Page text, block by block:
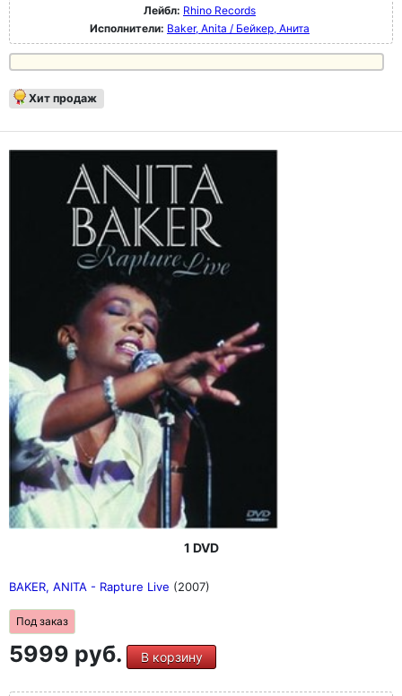
Лейбл: Rhino Records
Исполнители: Baker, Anita / Бейкер, Анита
Хит продаж
1 DVD
BAKER, ANITA - Rapture Live (2007)
Под заказ
5999 руб. В корзину